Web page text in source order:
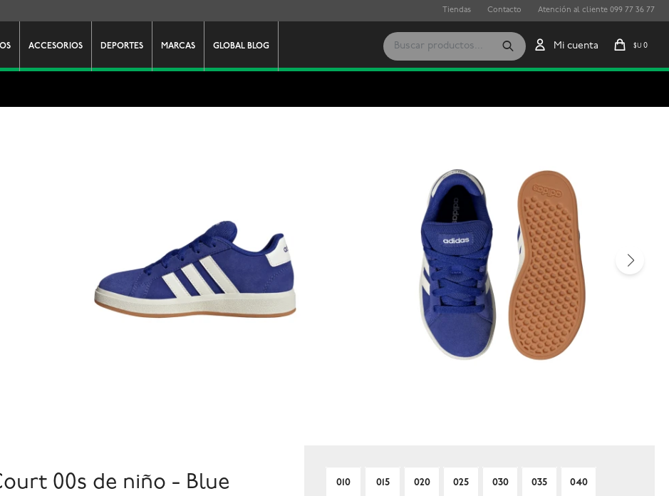
ACCESORIOS DEPORTES MARCAS GLOBAL BLOG $U 0
Tiendas Contacto Atención al cliente 099 77 36 77
00s de niño - Blue 010 015 020 025 030 035 040